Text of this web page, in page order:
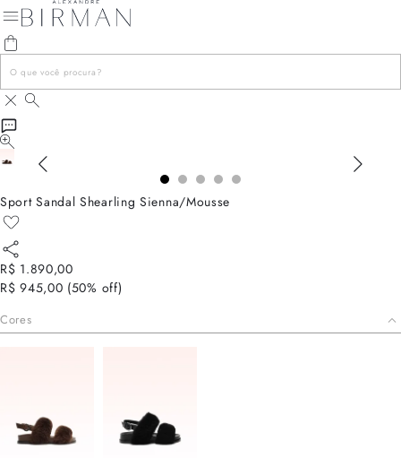
Sport Sandal Shearling Sienna/Mousse
R$ 1.890,00
R$ 945,00 (50% off)
Cores